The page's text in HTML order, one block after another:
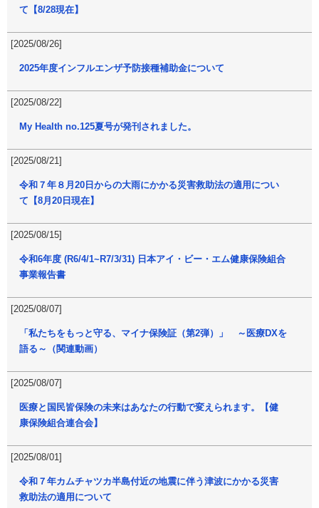
て【8/28現在】
[2025/08/26]
2025年度インフルエンザ予防接種補助金について
[2025/08/22]
My Health no.125夏号が発刊されました。
[2025/08/21]
令和７年８月20日からの大雨にかかる災害救助法の適用につい
て【8月20日現在】
[2025/08/15]
令和6年度 (R6/4/1~R7/3/31) 日本アイ・ビー・エム健康保険組合
事業報告書
[2025/08/07]
「私たちをもっと守る、マイナ保険証（第2弾）」 ～医療DXを
語る～（関連動画）
[2025/08/07]
医療と国民皆保険の未来はあなたの行動で変えられます。【健
康保険組合連合会】
[2025/08/01]
令和７年カムチャツカ半島付近の地震に伴う津波にかかる災害
救助法の適用について